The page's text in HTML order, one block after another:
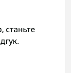
станьте